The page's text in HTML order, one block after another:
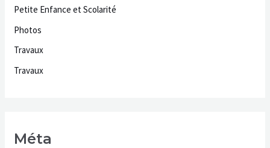
Petite Enfance et Scolarité
Photos
Travaux
Travaux
Méta